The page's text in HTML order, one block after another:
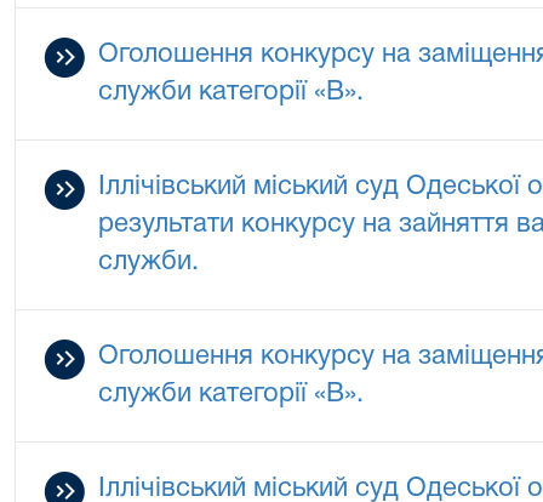
Оголошення конкурсу на
служби категорії «В».
Іллічівський міський суд
результати конкурсу на зайняття
служби.
Оголошення конкурсу на
служби категорії «В».
Іллічівський міський суд